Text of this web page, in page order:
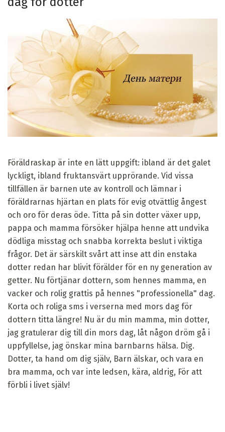
Föräldraskap är inte en lätt uppgift: ibland är det galet
lyckligt, ibland fruktansvärt upprörande. Vid vissa
tillfällen är barnen ute av kontroll och lämnar i
föräldrarnas hjärtan en plats för evig otvättlig ångest
och oro för deras öde. Titta på sin dotter växer upp,
pappa och mamma försöker hjälpa henne att undvika
dödliga misstag och snabba korrekta beslut i viktiga
frågor. Det är särskilt svårt att inse att din enstaka
dotter redan har blivit förälder för en ny generation av
getter. Nu förtjänar dottern, som hennes mamma, en
vacker och rolig grattis på hennes "professionella" dag.
Korta och roliga sms i verserna med mors dag för
dottern titta längre! Nu är du min mamma, min dotter,
jag gratulerar dig till din mors dag, låt någon dröm gå i
uppfyllelse, jag önskar mina barnbarns hälsa. Dig.
Dotter, ta hand om dig själv, Barn älskar, och vara en
bra mamma, och var inte ledsen, kära, aldrig, För att
förbli i livet själv!